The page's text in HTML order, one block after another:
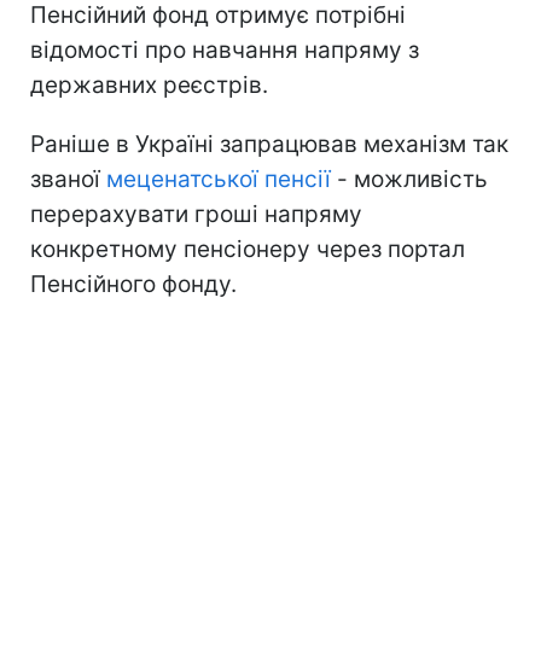
Пенсійний фонд отримує потрібні
відомості про навчання напряму з
державних реєстрів.
Раніше в Україні запрацював механізм так
званої меценатської пенсії- можливість
перерахувати гроші напряму
конкретному пенсіонеру через портал
Пенсійного фонду.